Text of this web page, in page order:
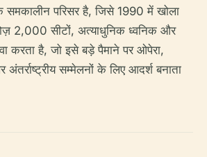
समकालीन परिसर है, जिसे 1990 में खोला
2,000 सीटों, अत्याधुनिक ध्वनिक और
करता है, जो इसे बड़े पैमाने पर ओपेरा,
अंतर्राष्ट्रीय सम्मेलनों के लिए आदर्श बनाता